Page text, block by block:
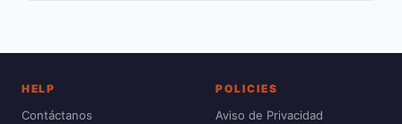
HELP
Contáctanos
POLICIES
Aviso de Privacidad